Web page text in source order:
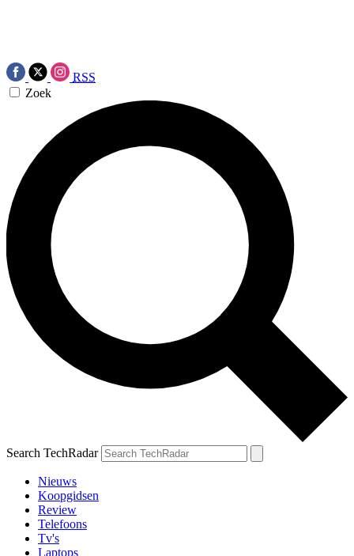
RSS
Zoek
Search TechRadar
Nieuws
Koopgidsen
Review
Telefoons
Tv's
Laptops